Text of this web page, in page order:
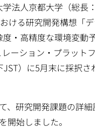
法人京都大学（総長
ける研究開発構想「
・高精度な環境変動
ーション・プラット
）に5月末に採択さ
、研究開発課題の詳細
始しました。